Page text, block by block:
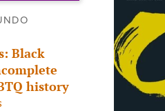
Black
history